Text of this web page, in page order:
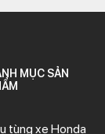
MỤC SẢN
tùng xe Honda